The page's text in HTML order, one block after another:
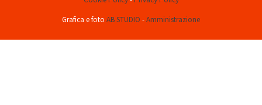
Grafica e foto AB STUDIO -Amministrazione